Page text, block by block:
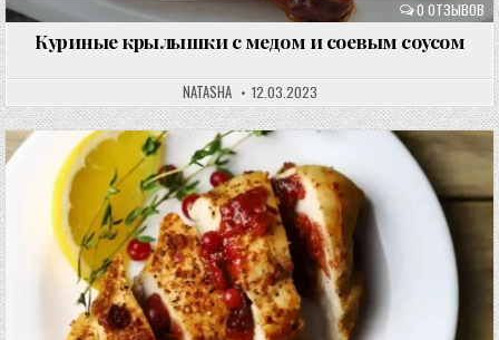
0 ОТЗЫВОВ
Куриные крылышки с медом и соевым соусом
NATASHA 12.03.2023